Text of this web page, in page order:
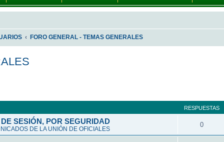
FORO GENERAL - TEMAS GENERALES
RESPUESTAS
SESIÓN, POR SEGURIDAD
DE LA UNIÓN DE OFICIALES
0